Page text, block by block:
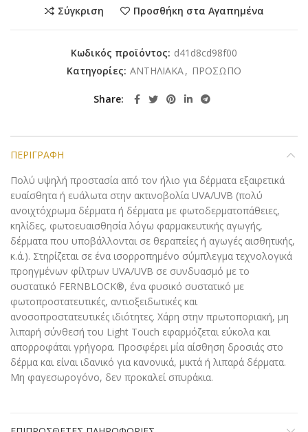
Σύγκριση Προσθήκη στα Αγαπημένα
Κωδικός προϊόντος: d41d8cd98f00
Κατηγορίες: ΑΝΤΗΛΙΑΚA, ΠΡΟΣΩΠΟ
Share
ΠΕΡΙΓΡΑΦΉ
Πολύ υψηλή προστασία από τον ήλιο για δέρματα εξαιρετικά
ευαίσθητα ή ευάλωτα στην ακτινοβολία UVA/UVB (πολύ
ανοιχτόχρωμα δέρματα ή δέρματα με φωτοδερματοπάθειες,
κηλίδες, φωτοευαισθησία λόγω φαρμακευτικής αγωγής,
δέρματα που υποβάλλονται σε θεραπείες ή αγωγές αισθητικής,
κ.ά.). Στηρίζεται σε ένα ισορροπημένο σύμπλεγμα τεχνολογικά
προηγμένων φίλτρων UVA/UVB σε συνδυασμό με το
συστατικό FERNBLOCK®, ένα φυσικό συστατικό με
φωτοπροστατευτικές, αντιοξειδωτικές και
ανοσοπροστατευτικές ιδιότητες. Χάρη στην πρωτοποριακή, μη
λιπαρή σύνθεσή του Light Touch εφαρμόζεται εύκολα και
απορροφάται γρήγορα. Προσφέρει μία αίσθηση δροσιάς στο
δέρμα και είναι ιδανικό για κανονικά, μικτά ή λιπαρά δέρματα.
Μη φαγεσωρογόνο, δεν προκαλεί σπυράκια.